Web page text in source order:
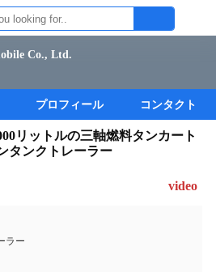
Co., Ltd.
プロフィール コンタクト
リットルの三軸燃料タンカート
タンクトレーラー
video
ラー